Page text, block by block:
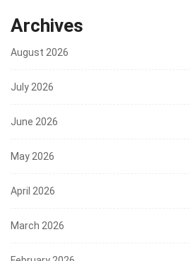
Archives
August 2026
July 2026
June 2026
May 2026
April 2026
March 2026